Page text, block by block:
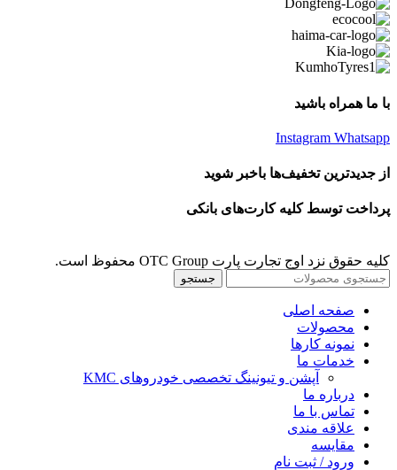
با ما همراه باشید
Instagram Whatsapp
از جدیدترین تخفیف‌ها باخبر شوید
پرداخت توسط کلیه کارت‌های بانکی
کلیه حقوق نزد اوج تجارت پارت OTC Group محفوظ است.
جستجو
صفحه اصلی
محصولات
نمونه کارها
خدمات ما
آپشن و تیونینگ تخصصی خودروهای KMC
درباره ما
تماس با ما
علاقه مندی
مقايسه
ورود / ثبت نام